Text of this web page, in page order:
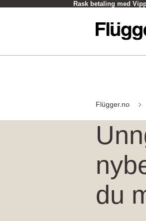
Rask betaling med
Flügger.no
du